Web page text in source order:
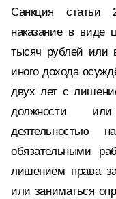
Санкция статьи
наказание в виде
тысяч рублей или
иного дохода
двух лет с
должности или
обязательными
лишением права
или заниматься